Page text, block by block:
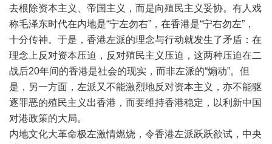
去根除资本主义、帝国主义，而是向殖民主义妥协。有人戏
称毛泽东时代在内地是“宁左勿右” ，在香港是“宁右勿左” ，
十分传神。于是，香港左派的理念与行动就发生了矛盾：在
理念上反对资本压迫，反对殖民主义压迫，这两种压迫在二
战后20年间的香港是社会的现实，而非左派的“煽动”。但
是，另一方面，左派又不能激烈地反对资本主义，亦不能驱
逐罪恶的殖民主义出香港，而要维持香港稳定，以利新中国
对港政策的大局。
内地文化大革命极左激情燃烧，令香港左派跃跃欲试，中央